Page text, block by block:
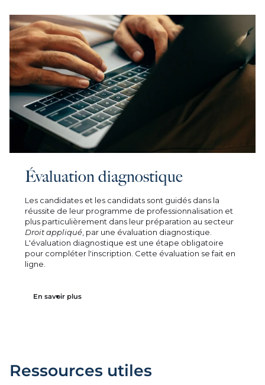
Évaluation diagnostique
Les candidates et les candidats sont guidés dans la
réussite de leur programme de professionnalisation et
plus particulièrement dans leur préparation au secteur
Droit appliqué, par une évaluation diagnostique.
L'évaluation diagnostique est une étape obligatoire
pour compléter l'inscription. Cette évaluation se fait en
ligne.
En savoir plus
Ressources utiles